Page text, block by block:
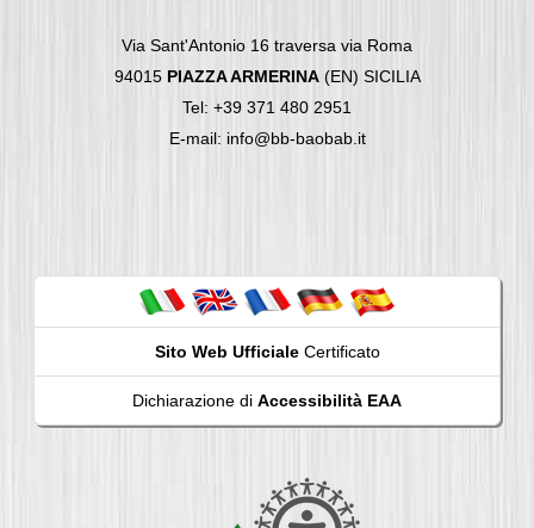
Via Sant'Antonio 16 traversa via Roma
94015 PIAZZA ARMERINA(EN) SICILIA
Tel: +39 371 480 2951
E-mail: info@bb-baobab.it
Sito Web UfficialeCertificato
Dichiarazione di Accessibilità EAA